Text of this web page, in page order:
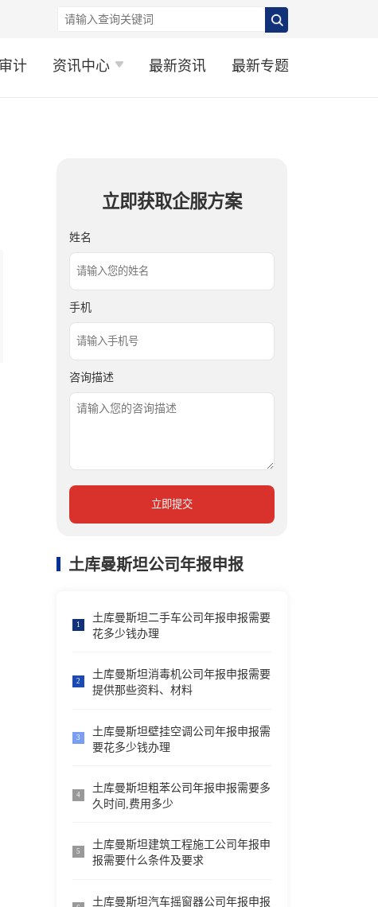
计 资讯中心 最新资讯 最新专题
立即获取企服方案
姓名
手机
咨询描述
立即提交
土库曼斯坦公司年报申报
1
土库曼斯坦二手车公司年报申报需要
花多少钱办理
2
土库曼斯坦消毒机公司年报申报需要
提供那些资料、材料
3
土库曼斯坦壁挂空调公司年报申报需
要花多少钱办理
4
土库曼斯坦粗苯公司年报申报需要多
久时间,费用多少
5
土库曼斯坦建筑工程施工公司年报申
报需要什么条件及要求
土库曼斯坦汽车摇窗器公司年报申报